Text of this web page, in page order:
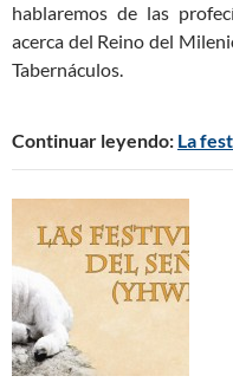
hablaremos de las
acerca del Reino del
Tabernáculos.
Continuar leyendo: La